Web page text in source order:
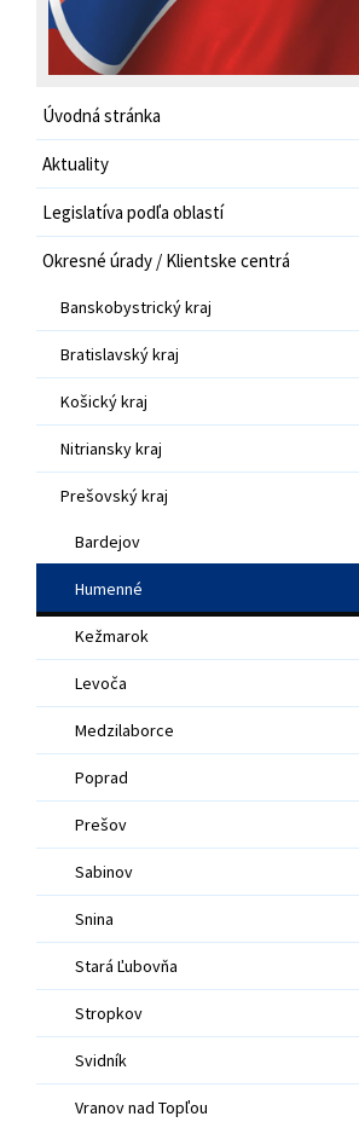
Úvodná stránka
Aktuality
Legislatíva podľa oblastí
Okresné úrady / Klientske centrá
Banskobystrický kraj
Bratislavský kraj
Košický kraj
Nitriansky kraj
Prešovský kraj
Bardejov
Humenné
Kežmarok
Levoča
Medzilaborce
Poprad
Prešov
Sabinov
Snina
Stará Ľubovňa
Stropkov
Svidník
Vranov nad Topľou